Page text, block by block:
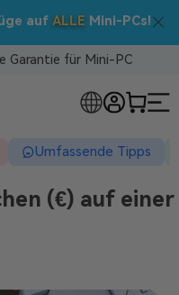
im Warenkorb.
Garantie für Mini-PC
Umfassende Tipps
(€) auf einer